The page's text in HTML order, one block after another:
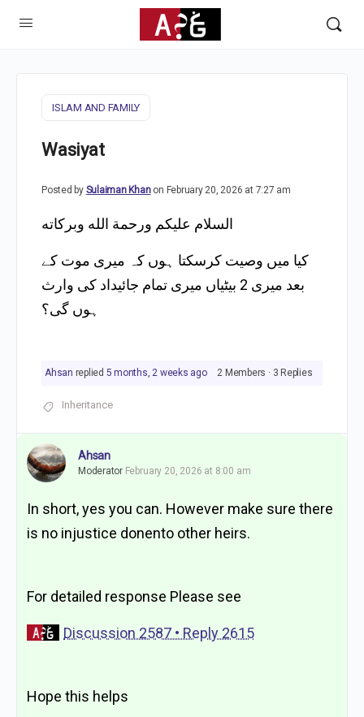
ISLAM AND FAMILY
Wasiyat
Posted by Sulaiman Khan on February 20, 2026 at 7:27 am
السلام عليكم ورحمة الله وبركاته
کیا میں وصیت کرسکتا ہوں کہ میری موت کے
بعد میری 2 بیٹیاں میری تمام جائیداد کی وارث
ہوں گی؟
Ahsan replied 5 months, 2 weeks ago 2 Members · 3 Replies
Inheritance
Ahsan
Moderator February 20, 2026 at 8:00 am
In short, yes you can. However make sure there
is no injustice donento other heirs.
For detailed response Please see
Discussion 2587 • Reply 2615
Hope this helps